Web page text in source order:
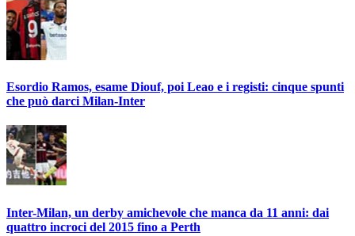
Esordio Ramos, esame Diouf, poi Leao e i registi: cinque spunti
che può darci Milan-Inter
Inter-Milan, un derby amichevole che manca da 11 anni: dai
quattro incroci del 2015 fino a Perth